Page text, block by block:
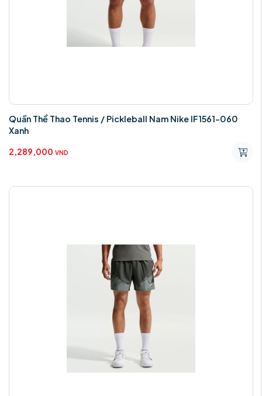
Quần Thể Thao Tennis / Pickleball Nam Nike IF1561-060
Xanh
2,289,000 VND